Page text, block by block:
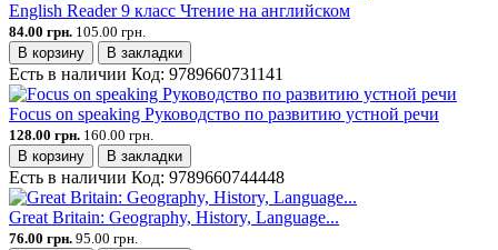
English Reader 9 класс Чтение на английском
84.00 грн. 105.00 грн.
В корзину
В закладки
Есть в наличии Код: 9789660731141
Focus on speaking Руководство по развитию устной речи
128.00 грн. 160.00 грн.
В корзину
В закладки
Есть в наличии Код: 9789660744448
Great Britain: Geography, History, Language...
76.00 грн. 95.00 грн.